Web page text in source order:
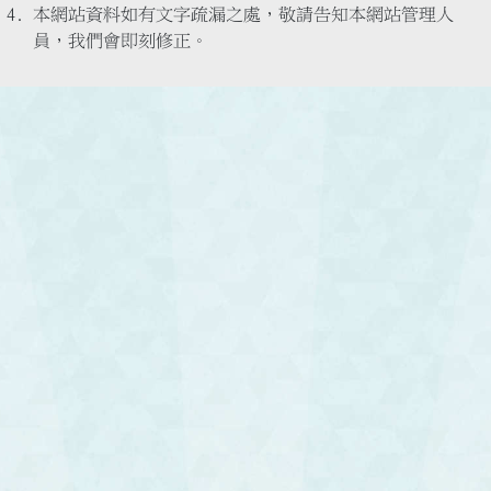
本網站資料如有文字疏漏之處，敬請告知本網站管理人
員，我們會即刻修正。